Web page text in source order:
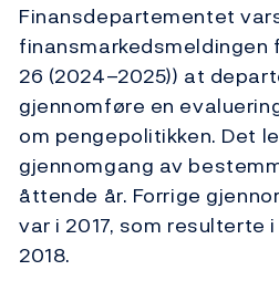
Finansdepartementet
finansmarkedsmeldingen
26 (2024–2025)) at
gjennomføre en
om pengepolitikken. Det
gjennomgang av
åttende år. Forrige
var i 2017, som resulterte
2018.